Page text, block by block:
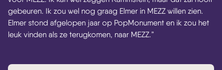
gebeuren. Ik zou wel nog graag Elmer in MEZZ willen zien.
Elmer stond afgelopen jaar op PopMonument en ik zou het
leuk vinden als ze terugkomen, naar MEZZ.”